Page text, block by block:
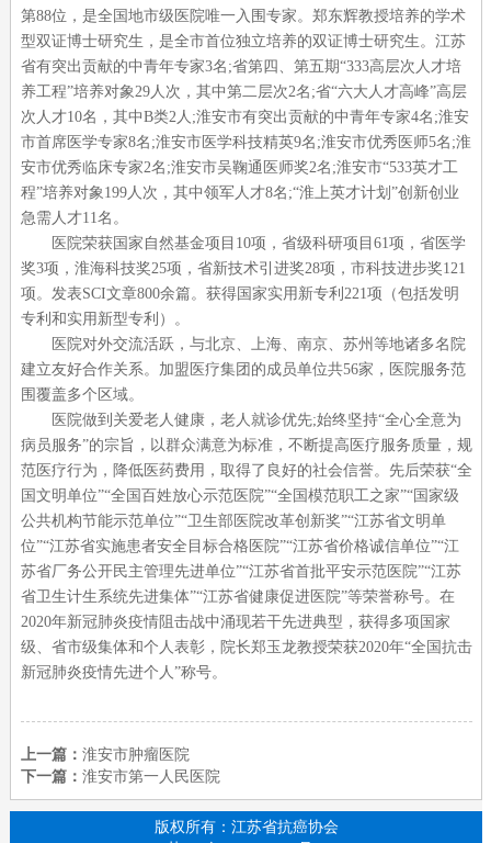
第88位，是全国地市级医院唯一入围专家。郑东辉教授培养的学术
型双证博士研究生，是全市首位独立培养的双证博士研究生。江苏
省有突出贡献的中青年专家3名 ;省第四、第五期“333高层次人才培
养工程”培养对象 29 人次，其中第二层次2名 ;省“六大人才高峰”高层
次人才10名，其中B类2 人 ;淮安市有突出贡献的中青年专家4名 ;淮安
市首席医学专家8名 ;淮安市医学科技精英9名 ;淮安市优秀医师5名 ;淮
安市优秀临床专家2名 ;淮安市吴鞠通医师奖2名 ;淮安市“533英才工
程”培养对象 199 人次，其中领军人才8名 ;“淮上英才计划”创新创业
急需人才11名。
医院荣获国家自然基金项目 10项，省级科研项目 61项，省医学
奖3项，淮海科技奖25项，省新技术引进奖28项，市科技进步奖121
项。发表SCI文章800余篇。获得国家实用新专利 221项（包括发明
专利和实用新型专利）。
医院对外交流活跃，与北京、上海、南京、苏州等地诸多名院
建立友好合作关系。加盟医疗集团的成员单位共56家，医院服务范
围覆盖多个区域。
医院做到关爱老人健康，老人就诊优先;始终坚持“全心全意为
病员服务”的宗旨，以群众满意为标准，不断提高医疗服务质量，规
范医疗行为，降低医药费用，取得了良好的社会信誉。先后荣获“全
国文明单位”“全国百姓放心示范医院”“全国模范职工之家”“国家级
公共机构节能示范单位”“卫生部医院改革创新奖”“江苏省文明单
位”“江苏省实施患者安全目标合格医院”“江苏省价格诚信单位”“江
苏省厂务公开民主管理先进单位”“江苏省首批平安示范医院”“江苏
省卫生计生系统先进集体”“江苏省健康促进医院”等荣誉称号。在
2020年新冠肺炎疫情阻击战中涌现若干先进典型，获得多项国家
级、省市级集体和个人表彰，院长郑玉龙教授荣获2020年“全国抗击
新冠肺炎疫情先进个人”称号。
上一篇： 淮安市肿瘤医院
下一篇： 淮安市第一人民医院
版权所有：江苏省抗癌协会